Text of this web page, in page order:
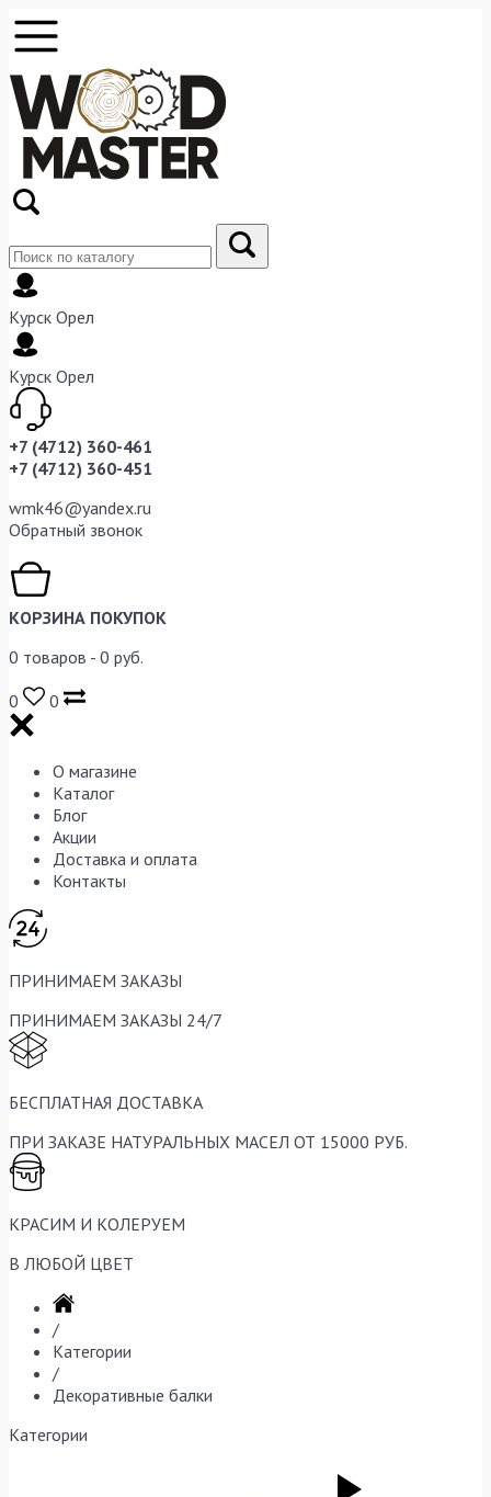
Курск Орел
Курск Орел
+7 (4712) 360-461
+7 (4712) 360-451
wmk46@yandex.ru
Обратный звонок
КОРЗИНА ПОКУПОК
0 товаров - 0 руб.
0
0
О магазине
Каталог
Блог
Акции
Доставка и оплата
Контакты
ПРИНИМАЕМ ЗАКАЗЫ
ПРИНИМАЕМ ЗАКАЗЫ 24/7
БЕСПЛАТНАЯ ДОСТАВКА
ПРИ ЗАКАЗЕ НАТУРАЛЬНЫХ МАСЕЛ ОТ 15000 РУБ.
КРАСИМ И КОЛЕРУЕМ
В ЛЮБОЙ ЦВЕТ
/
Категории
/
Декоративные балки
Категории